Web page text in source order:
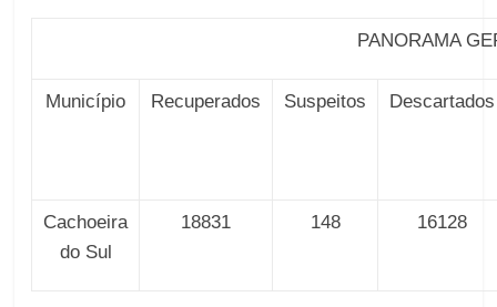
PANORAMA
Município Recuperados Suspeitos Descartados
Cachoeira
do Sul
18831 148 16128